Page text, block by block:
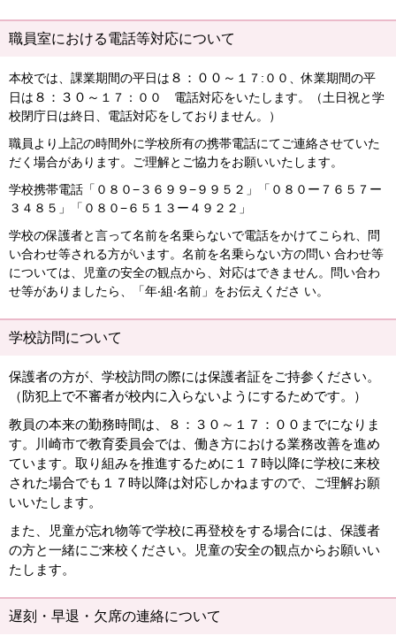
職員室における電話等対応について
本校では、課業期間の平日は ８：００～ １７:００、休業期間の平
日は ８：３０～ １７：００ 電話対応をいたします。（土日祝と学
校閉庁日は終日、電話対応をしておりません。）
職員より上記の時間外に学校所有の携帯電話にてご連絡させていた
だく場合があります。ご理解とご協力をお願いいたします。
学校携帯電話「０８０−３６９９−９９５２」「０８０ー７６５７ー
３４８５」「０８０−６５１３ー４９２２」
学校の保護者と⾔って名前を名乗らないで電話をかけてこられ、問
い合わせ等される⽅がいます。名前を名乗らない⽅の問い 合わせ等
については、児童の安全の観点から、対応はできません。問い合わ
せ等がありましたら、「年‧組‧名前」をお伝えくださ い。
学校訪問について
保護者の方が、学校訪問の際には保護者証をご持参ください。
（防犯上で不審者が校内に入らないようにするためです。）
教員の本来の勤務時間は、８：３０～１７：００までになりま
す。川崎市で教育委員会では、働き方における業務改善を進め
ています。取り組みを推進するために１７時以降に学校に来校
された場合でも１７時以降は対応しかねますので、ご理解お願
いいたします。
また、児童が忘れ物等で学校に再登校をする場合には、保護者
の方と一緒にご来校ください。児童の安全の観点からお願いい
たします。
遅刻・早退・欠席の連絡について